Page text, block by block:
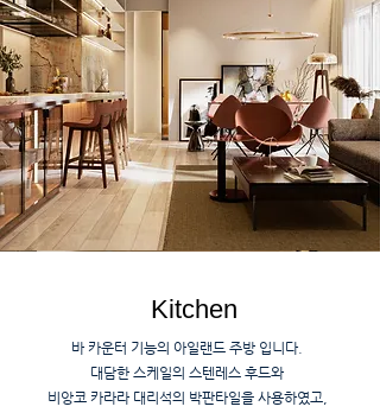
Kitchen
바 카운터 기능의 아일랜드 주방 입니다.
대담한 스케일의 스텐레스 후드와
비앙코 카라라 대리석의 박판타일을 사용하였고,